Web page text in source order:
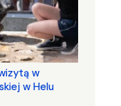
w
w Helu